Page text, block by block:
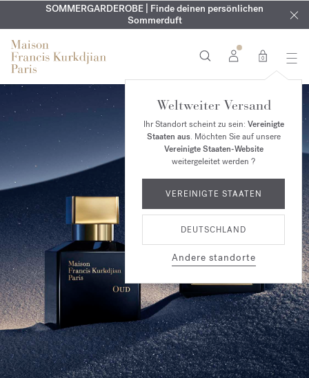
EXKLUSIV | Erhalten Sie OUD velvet moodin Ihrer Bestellung*
KOSTENLOSE GRAVUR | Auf alle Düfte und Körperöle bis zum
9. August
SOMMERGARDEROBE | Finde deinen persönlichen
Sommerduft
0
Weltweiter Versand
Ihr Standort scheint zu sein: Vereinigte
Staaten aus. Möchten Sie auf unsere
Vereinigte Staaten-Website
weitergeleitet werden ?
VEREINIGTE STAATEN
DEUTSCHLAND
Andere standorte